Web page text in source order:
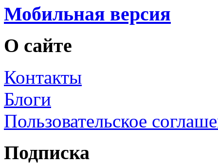
Мобильная версия
О сайте
Контакты
Блоги
Пользовательское
Подписка